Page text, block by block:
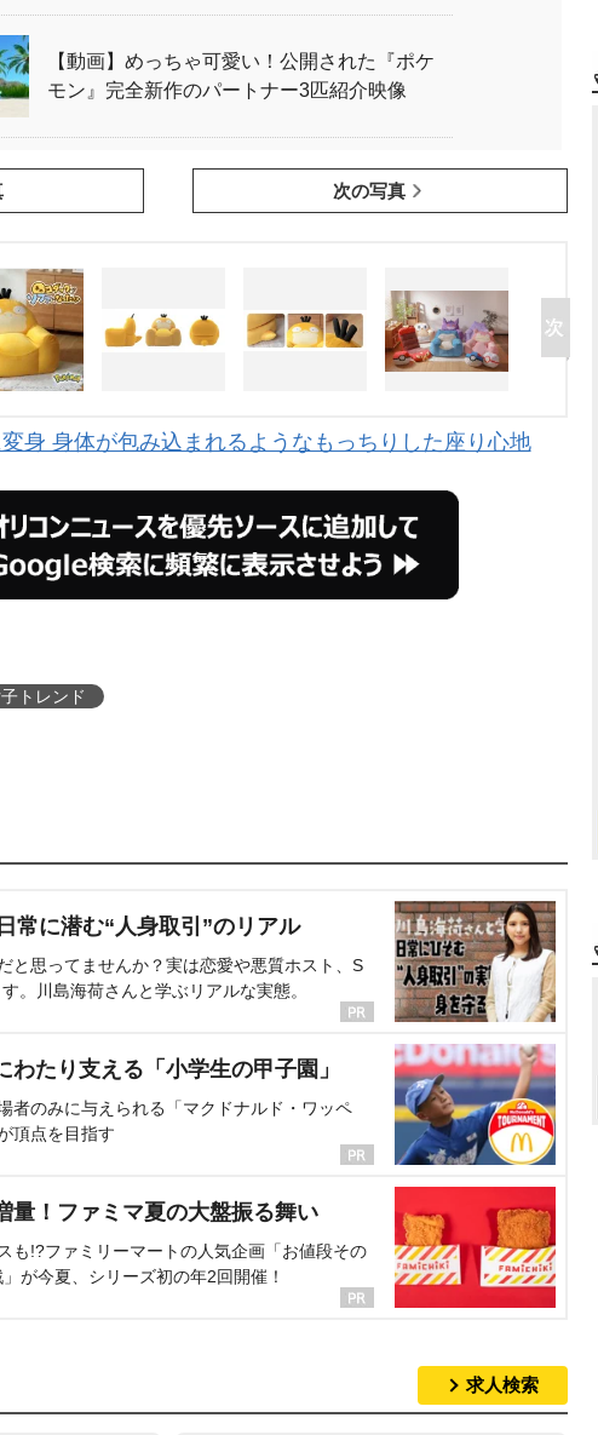
【動画】めっちゃ可愛い！公開された『ポケ
モン』完全新作のパートナー3匹紹介映像
次の写真
身 身体が包み込まれるようなもっちりした座り心地
トレンド
常に潜む“人身取引”のリアル
と思ってませんか？実は恋愛や悪質ホスト、S
。川島海荷さんと学ぶリアルな実態。
わたり支える「小学生の甲子園」
者のみに与えられる「マクドナルド・ワッペ
頂点を目指す
量！ファミマ夏の大盤振る舞い
も!?ファミリーマートの人気企画「お値段その
が今夏、シリーズ初の年2回開催！
求人検索